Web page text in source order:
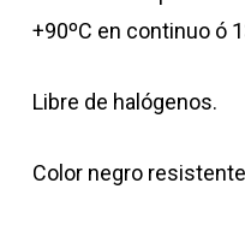
+90ºC en continuo ó
Libre de halógenos.
Color negro